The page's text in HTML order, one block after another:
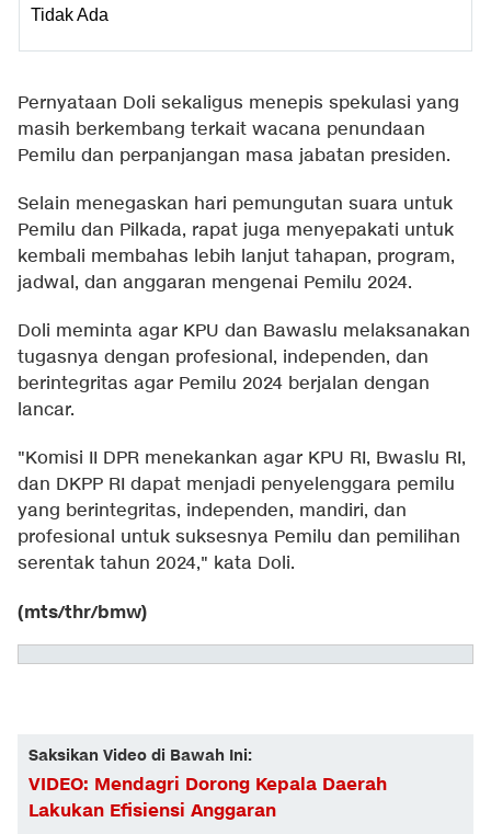
Tidak Ada
Pernyataan Doli sekaligus menepis spekulasi yang
masih berkembang terkait wacana penundaan
Pemilu dan perpanjangan masa jabatan presiden.
Selain menegaskan hari pemungutan suara untuk
Pemilu dan Pilkada, rapat juga menyepakati untuk
kembali membahas lebih lanjut tahapan, program,
jadwal, dan anggaran mengenai Pemilu 2024.
Doli meminta agar KPU dan Bawaslu melaksanakan
tugasnya dengan profesional, independen, dan
berintegritas agar Pemilu 2024 berjalan dengan
lancar.
"Komisi II DPR menekankan agar KPU RI, Bwaslu RI,
dan DKPP RI dapat menjadi penyelenggara pemilu
yang berintegritas, independen, mandiri, dan
profesional untuk suksesnya Pemilu dan pemilihan
serentak tahun 2024," kata Doli.
(mts/thr/bmw)
Saksikan Video di Bawah Ini:
VIDEO: Mendagri Dorong Kepala Daerah
Lakukan Efisiensi Anggaran